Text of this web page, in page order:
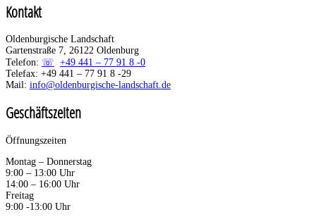
Kontakt
Oldenburgische Landschaft
Gartenstraße 7, 26122 Oldenburg
Telefon:
+49 441 – 77 91 8 -0
Telefax: +49 441 – 77 91 8 -29
Mail: info@oldenburgische-landschaft.de
Geschäftszeiten
Öffnungszeiten
Montag – Donnerstag
9:00 – 13:00 Uhr
14:00 – 16:00 Uhr
Freitag
9:00 -13:00 Uhr